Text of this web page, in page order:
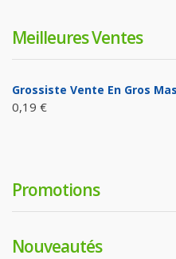
Meilleures Ventes
Grossiste Vente En Gros
0,19 €
Promotions
Nouveautés